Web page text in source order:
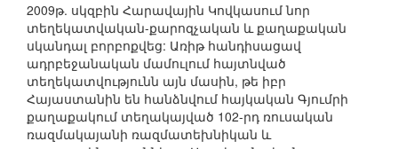
2009թ. սկզբին Հարավային Կովկասում նոր
տեղեկատվական-քարոզչական և քաղաքական
սկանդալ բորբոքվեց: Առիթ հանդիսացավ
ադրբեջանական մամուլում հայտնված
տեղեկատվությունն այն մասին, թե իբր
Հայաստանին են հանձնվում հայկական Գյումրի
քաղաքակում տեղակայված 102-րդ ռուսական
ռազմակայանի ռազմատեխնիկան և